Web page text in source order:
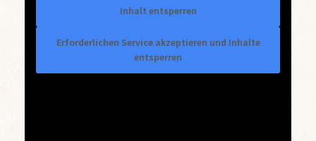
Inhalt entsperren
Erforderlichen Service akzeptieren und Inhalte
entsperren